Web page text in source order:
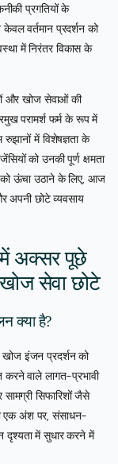
प्रगतियों के
वर्तमान प्रदर्शन को
में निरंतर विकास के
और खोज सेवाओं की
परामर्श फर्म के रूप में
में विशेषज्ञता के
को उनकी पूर्ण क्षमता
ऊंचा उठाने के लिए, आज
अपनी छोटे व्यवसाय
में अक्सर पूछे
सेवा छोटे
क्या है?
खोज इंजन प्रदर्शन को
करने वाले लागत-प्रभावी
सिफारिशों जैसे
एक अंश पर, संसाधन-
दृश्यता में सुधार करने में